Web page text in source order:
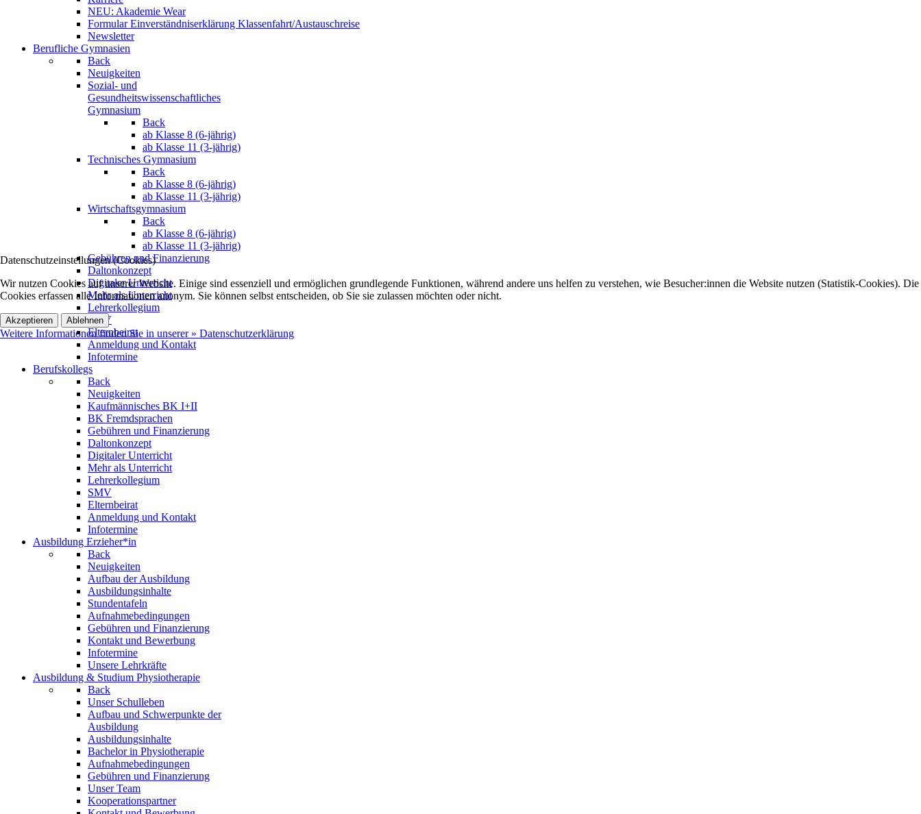
NEU: Akademie Wear
Formular Einverständniserklärung Klassenfahrt/Austauschreise
Newsletter
Berufliche Gymnasien
Back
Neuigkeiten
Sozial- und
Gesundheitswissenschaftliches
Gymnasium
Back
ab Klasse 8 (6-jährig)
ab Klasse 11 (3-jährig)
Technisches Gymnasium
Back
ab Klasse 8 (6-jährig)
ab Klasse 11 (3-jährig)
Wirtschaftsgymnasium
Back
ab Klasse 8 (6-jährig)
ab Klasse 11 (3-jährig)
Gebühren und Finanzierung
Daltonkonzept
Digitaler Unterricht
Mehr als Unterricht
Lehrerkollegium
SMV
Elternbeirat
Anmeldung und Kontakt
Infotermine
Berufskollegs
Back
Neuigkeiten
Kaufmännisches BK I+II
BK Fremdsprachen
Gebühren und Finanzierung
Daltonkonzept
Digitaler Unterricht
Mehr als Unterricht
Lehrerkollegium
SMV
Elternbeirat
Anmeldung und Kontakt
Infotermine
Ausbildung Erzieher*in
Back
Neuigkeiten
Aufbau der Ausbildung
Ausbildungsinhalte
Stundentafeln
Aufnahmebedingungen
Gebühren und Finanzierung
Kontakt und Bewerbung
Infotermine
Unsere Lehrkräfte
Ausbildung & Studium Physiotherapie
Back
Unser Schulleben
Aufbau und Schwerpunkte der
Ausbildung
Ausbildungsinhalte
Bachelor in Physiotherapie
Aufnahmebedingungen
Gebühren und Finanzierung
Unser Team
Kooperationspartner
Datenschutzeinstellungen (Cookies)
Wir nutzen Cookies auf unserer Website. Einige sind essenziell und ermöglichen grundlegende Funktionen, während andere uns helfen zu verstehen, wie Besucher:innen die Website nutzen (Statistik-Cookies). Die
Cookies erfassen alle Informationen anonym. Sie können selbst entscheiden, ob Sie sie zulassen möchten oder nicht.
Akzeptieren Ablehnen
Weitere Informationen finden Sie in unserer » Datenschutzerklärung